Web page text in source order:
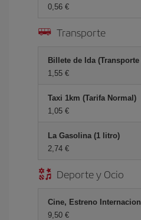
0,56 €
Transporte
Billete de Ida
1,55 €
Taxi 1km (Tarifa Normal)
1,05 €
La Gasolina (1 litro)
2,74 €
Deporte y Ocio
Cine, Estreno
9,50 €